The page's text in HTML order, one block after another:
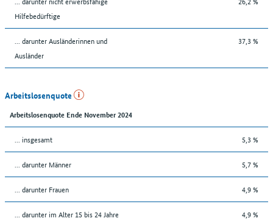
Hilfebedürftige
... darunter Ausländerinnen und
Ausländer
37,3 %
Arbeitslosenquote
Arbeitslosenquote Ende November 2024
... insgesamt 5,3 %
... darunter Männer 5,7 %
... darunter Frauen 4,9 %
... darunter im Alter 15 bis 24 Jahre 4,9 %